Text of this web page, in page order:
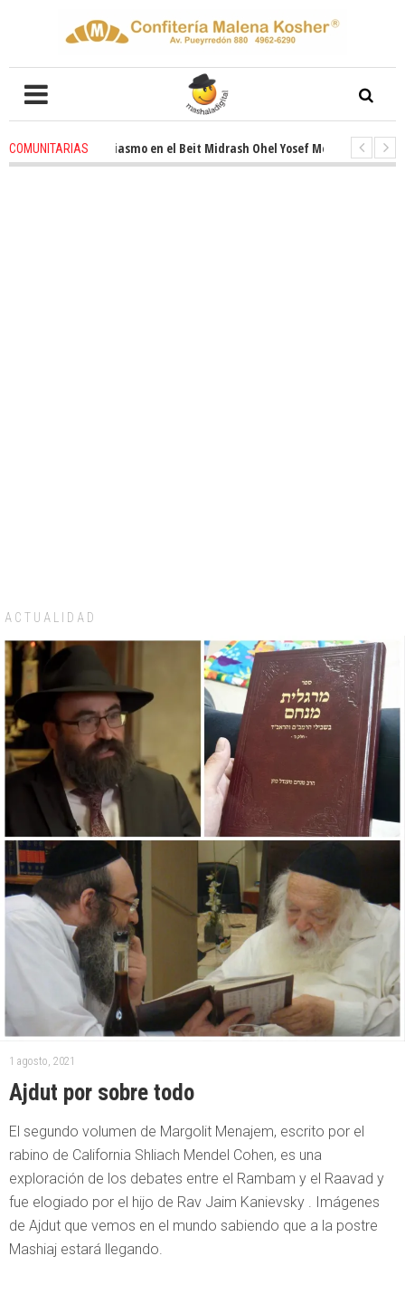
COMUNITARIAS
entusiasmo en el Beit Midrash Ohel Yosef Moshe 1 months ago
ACTUALIDAD
1 agosto, 2021
Ajdut por sobre todo
El segundo volumen de Margolit Menajem, escrito por el
rabino de California Shliach Mendel Cohen, es una
exploración de los debates entre el Rambam y el Raavad y
fue elogiado por el hijo de Rav Jaim Kanievsky . Imágenes
de Ajdut que vemos en el mundo sabiendo que a la postre
Mashiaj estará llegando.